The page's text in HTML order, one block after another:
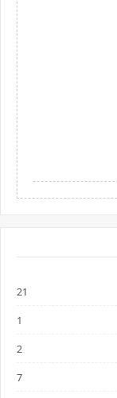
21
1
2
7